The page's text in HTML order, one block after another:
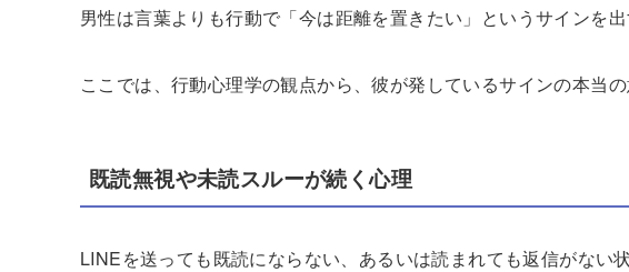
男性は言葉よりも行動で「今は距離を置きたい」というサインを出
ここでは、行動心理学の観点から、彼が発しているサインの本当の
既読無視や未読スルーが続く心理
LINEを送っても既読にならない、あるいは読まれても返信がない